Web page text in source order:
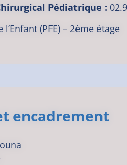
Pédiatrique :
(PFE) – 2ème étage
encadrement